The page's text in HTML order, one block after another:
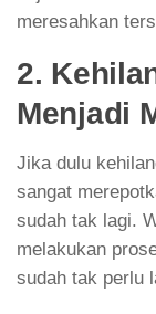
meresahkan
2.
Menjadi
Jika dulu
sangat
sudah tak lagi.
melakukan
sudah tak perlu